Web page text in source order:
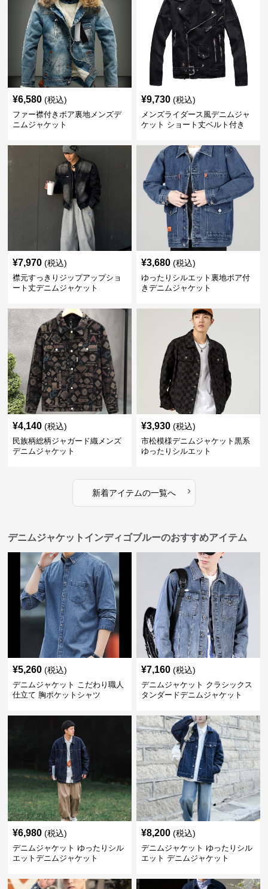
¥6,580 (税込)
ファー襟付きボア裏地メンズデ
ニムジャケット
¥9,730 (税込)
メンズライダース風デニムジャ
ケット ショート丈ベルト付き
¥7,970 (税込)
襟元すっきりジップアップショ
ート丈デニムジャケット
¥3,680 (税込)
ゆったりシルエット裏地ボア付
きデニムジャケット
¥4,140 (税込)
民族柄総柄ジャガード織メンズ
デニムジャケット
¥3,930 (税込)
市松模様デニムジャケット黒系
ゆったりシルエット
新着アイテムの一覧へ ›
デニムジャケットインディゴブルーのおすすめアイテム
¥5,260 (税込)
デニムジャケット こだわり職人
仕立て 胸ポケットシャツ
¥7,160 (税込)
デニムジャケット クラシックス
タンダードデニムジャケット
¥6,980 (税込)
デニムジャケット ゆったりシル
エットデニムジャケット
¥8,200 (税込)
デニムジャケット ゆったりシル
エット デニムジャケット